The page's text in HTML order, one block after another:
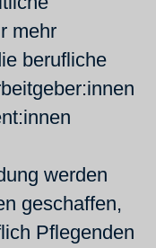
mehr
berufliche
werden
geschaffen,
Pflegenden